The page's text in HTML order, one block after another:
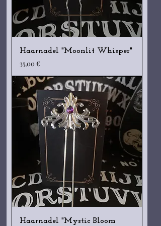
Haarnadel "Moonlit Whisper"
Preis
35,00 €
Haarnadel "Mystic Bloom